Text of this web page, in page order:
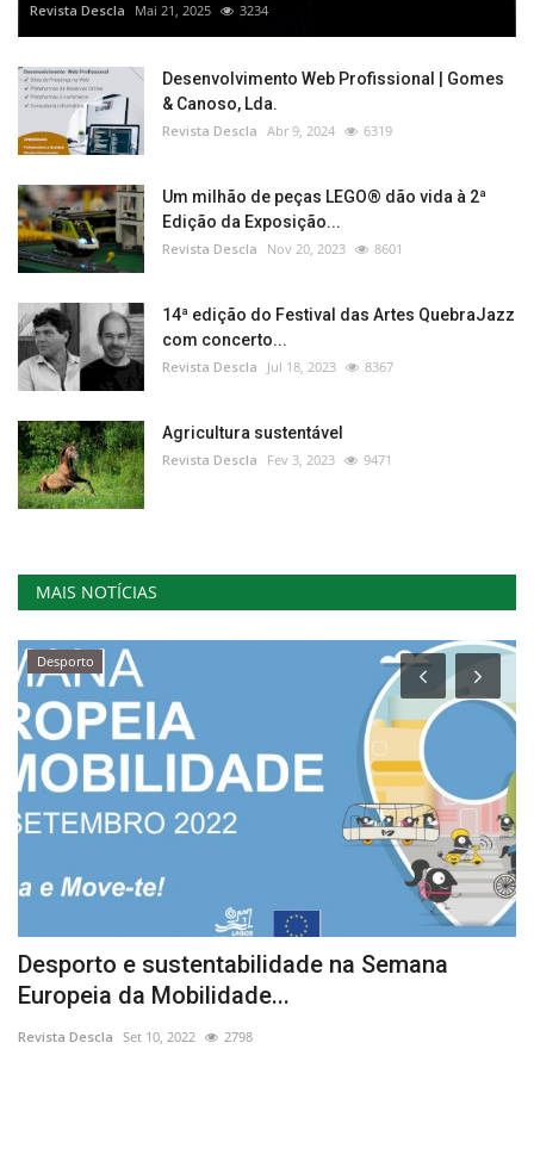
Revista Descla Mai 21, 2025 3234
Desenvolvimento Web Profissional | Gomes
& Canoso, Lda.
Revista Descla Abr 9, 2024 6319
Um milhão de peças LEGO® dão vida à 2ª
Edição da Exposição...
Revista Descla Nov 20, 2023 8601
14ª edição do Festival das Artes QuebraJazz
com concerto...
Revista Descla Jul 18, 2023 8367
Agricultura sustentável
Revista Descla Fev 3, 2023 9471
MAIS NOTÍCIAS
Desporto
Desporto e sustentabilidade na Semana
Europeia da Mobilidade...
Revista Descla Set 10, 2022 2798